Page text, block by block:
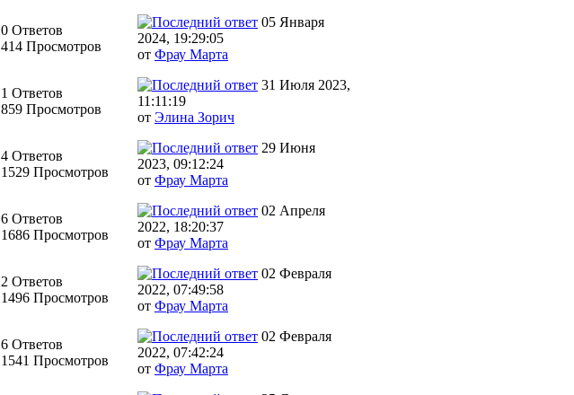
0 Ответов
414 Просмотров
05 Января
2024, 19:29:05
от Фрау Марта
1 Ответов
859 Просмотров
31 Июля 2023,
11:11:19
от Элина Зорич
4 Ответов
1529 Просмотров
29 Июня
2023, 09:12:24
от Фрау Марта
6 Ответов
1686 Просмотров
02 Апреля
2022, 18:20:37
от Фрау Марта
2 Ответов
1496 Просмотров
02 Февраля
2022, 07:49:58
от Фрау Марта
6 Ответов
1541 Просмотров
02 Февраля
2022, 07:42:24
от Фрау Марта